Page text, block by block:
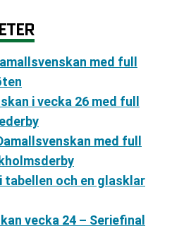
med full
i vecka 26 med full
med full
och en glasklar
vecka 24 – Seriefinal